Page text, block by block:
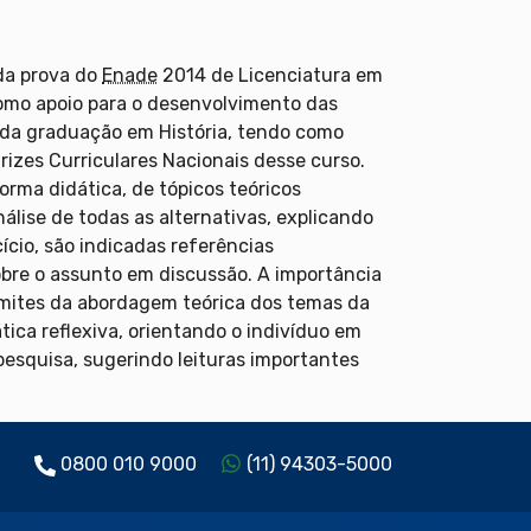
prova do Enade 2014 de Licenciatura em
apoio para o desenvolvimento das
graduação em História, tendo como
Curriculares Nacionais desse curso.
didática, de tópicos teóricos
de todas as alternativas, explicando
são indicadas referências
o assunto em discussão. A importância
da abordagem teórica dos temas da
reflexiva, orientando o indivíduo em
sugerindo leituras importantes
0800 010 9000 (11) 94303-5000